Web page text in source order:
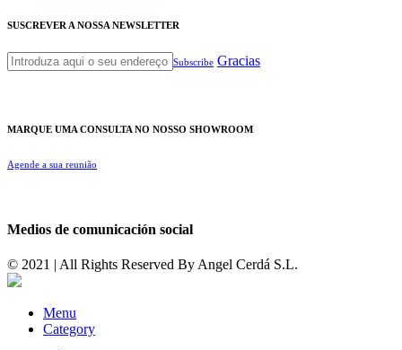
SUSCREVER A NOSSA NEWSLETTER
Subscribe Gracias
MARQUE UMA CONSULTA NO NOSSO SHOWROOM
Agende a sua reunião
Medios de comunicación social
© 2021 | All Rights Reserved By Angel Cerdá S.L.
Menu
Category